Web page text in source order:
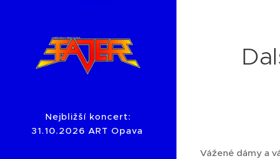
Nejbližší koncert:
31.10.2026 ART Opava
Vážené dámy a